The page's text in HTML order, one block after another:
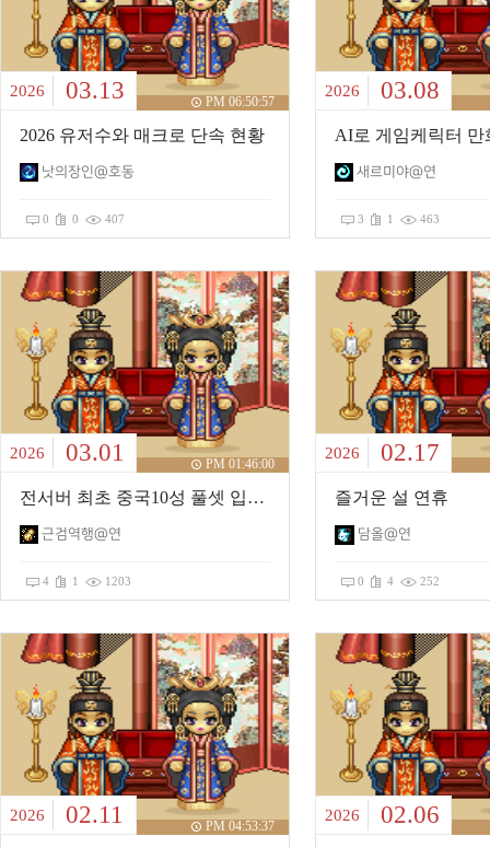
2026 03.13 PM 06:50:57
2026 유저수와 매크로 단속 현황
낫의장인@호동
0 0 407
2026 03.08
새르미야@연
3 1 463
2026 03.01 PM 01:46:00
전서버 최초 중국10성 풀셋 입니다.
근검역행@연
4 1 1203
2026 02.17
즐거운 설 연휴
담올@연
0 4 252
2026 02.11 PM 04:53:37
2026 02.06